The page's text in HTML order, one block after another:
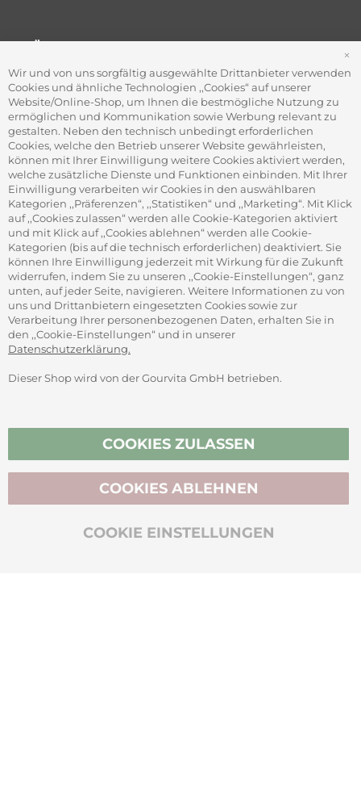
FÜR FIRMEN
Office Coffee Kaffee für das Büro
Firmenkundenservice
Firmenrabatt-Programm
Werbegeschenke
ADRESSE
Gourvita GmbH
Adam-Opel-Str. 19
63322 Rödermark
SICHER ZAHLEN
Vertrag widerrufen
BIO-ZERTIFIZIERT
Wir und von uns sorgfältig ausgewählte Drittanbieter verwenden
Cookies und ähnliche Technologien ,,Cookies“ auf unserer
Website/Online-Shop, um Ihnen die bestmögliche Nutzung zu
ermöglichen und Kommunikation sowie Werbung relevant zu
gestalten. Neben den technisch unbedingt erforderlichen
Cookies, welche den Betrieb unserer Website gewährleisten,
können mit Ihrer Einwilligung weitere Cookies aktiviert werden,
welche zusätzliche Dienste und Funktionen einbinden. Mit Ihrer
Einwilligung verarbeiten wir Cookies in den auswählbaren
Kategorien ,,Präferenzen“, ,,Statistiken“ und ,,Marketing“. Mit Klick
auf ,,Cookies zulassen“ werden alle Cookie-Kategorien aktiviert
und mit Klick auf ,,Cookies ablehnen“ werden alle Cookie-
Kategorien (bis auf die technisch erforderlichen) deaktiviert. Sie
können Ihre Einwilligung jederzeit mit Wirkung für die Zukunft
widerrufen, indem Sie zu unseren ,,Cookie-Einstellungen“, ganz
unten, auf jeder Seite, navigieren. Weitere Informationen zu von
uns und Drittanbietern eingesetzten Cookies sowie zur
Verarbeitung Ihrer personenbezogenen Daten, erhalten Sie in
den ,,Cookie-Einstellungen“ und in unserer
Datenschutzerklärung.
Dieser Shop wird von der Gourvita GmbH betrieben.
COOKIES ZULASSEN
COOKIE EINSTELLUNGEN
COOKIES ABLEHNEN